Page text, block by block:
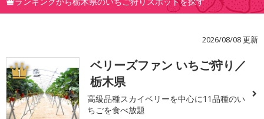
2026/08/08 更新
1
ベリーズファン いちご狩り／
栃木県
高級品種スカイベリーを中心に11品種のい
ちごを食べ放題